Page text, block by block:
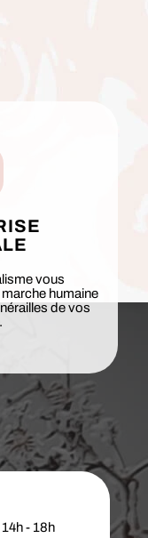
vous
humaine
de vos
- 18h